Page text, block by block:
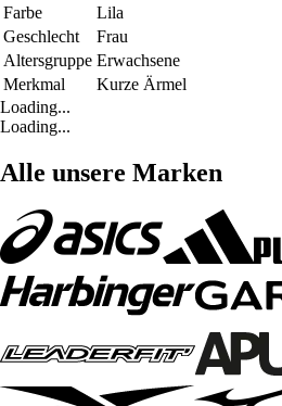
Farbe
Lila
Geschlecht
Frau
Altersgruppe Erwachsene
Merkmal
Kurze Ärmel
Loading...
Loading...
Alle unsere Marken